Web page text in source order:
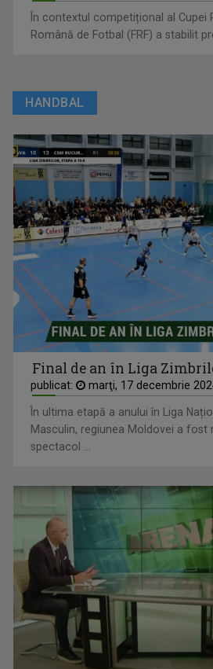
În contextul competițional al Cupei
Română de Fotbal (FRF) a stabilit
HANDBAL
Final de an în Liga
publicat: marţi, 17 decembrie
În ultima etapă a anului în Liga
Masculin, regiunea Moldovei a fost
spectacol ...